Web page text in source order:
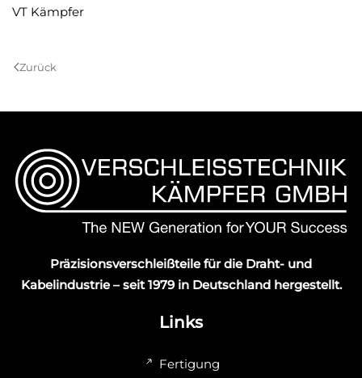
VT Kämpfer
Zurück
Präzisionsverschleißteile für die Draht- und
Kabelindustrie – seit 1979 in Deutschland hergestellt.
Links
Fertigung